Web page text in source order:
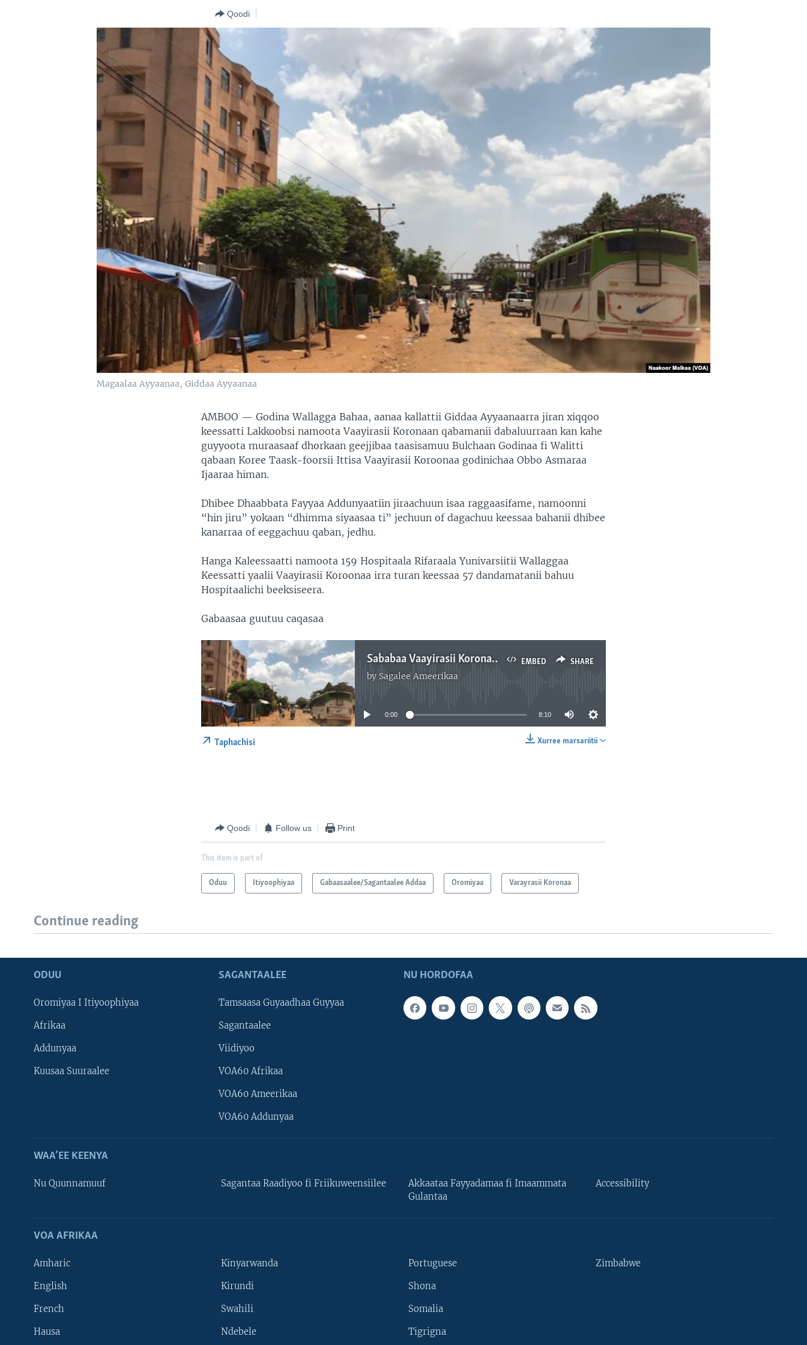
NU HORDOFAA
Afaanoota
Qoodi
Magaalaa Ayyaanaa, Giddaa Ayyaanaa
AMBOO —Godina Wallagga Bahaa, aanaa kallattii Giddaa Ayyaanaarra jiran xiqqoo
keessatti Lakkoobsi namoota Vaayirasii Koronaan qabamanii dabaluurraan kan kahe
guyyoota muraasaaf dhorkaan geejjibaa taasisamuu Bulchaan Godinaa fi Walitti
qabaan Koree Taask-foorsii Ittisa Vaayirasii Koroonaa godinichaa Obbo Asmaraa
Ijaaraa himan.
Dhibee Dhaabbata Fayyaa Addunyaatiin jiraachuun isaa raggaasifame, namoonni
“hin jiru” yokaan “dhimma siyaasaa ti” jechuun of dagachuu keessaa bahanii dhibee
kanarraa of eeggachuu qaban, jedhu.
Hanga Kaleessaatti namoota 159 Hospitaala Rifaraala Yunivarsiitii Wallaggaa
Keessatti yaalii Vaayirasii Koroonaa irra turan keessaa 57 dandamatanii bahuu
Hospitaalichi beeksiseera.
Gabaasaa guutuu caqasaa
EMBED SHARE
Sababaa Vaayirasii Koronaaf Jecha Daandiin Magaalaa Naqamtee fi Giddaa Ayyaanaa Wal-quunnamsiisu Guyyaa Muraasaaf Cufamuu tu Himama
by Sagalee Ameerikaa
No media source currently available
0:00 8:10
Xurree marsariitii
Taphachisi
Qoodi Follow us Print
This item is part of
Oduu Itiyoophiyaa Gabaasaalee/Sagantaalee Addaa Oromiyaa Varayrasii Koronaa
Continue reading
NU HORDOFAA
ODUU
Oromiyaa I Itiyoophiyaa
Afrikaa
Addunyaa
Kuusaa Suuraalee
SAGANTAALEE
Tamsaasa Guyaadhaa Guyyaa
Sagantaalee
Viidiyoo
VOA60 Afrikaa
VOA60 Ameerikaa
VOA60 Addunyaa
WAA’EE KEENYA
Nu Quunnamuuf Sagantaa Raadiyoo fi Friikuweensiilee
Akkaataa Fayyadamaa fi Imaammata
Gulantaa
Accessibility
VOA AFRIKAA
Amharic
English
French
Hausa
Kinyarwanda
Kirundi
Swahili
Ndebele
Portuguese
Shona
Somalia
Tigrigna
Zimbabwe